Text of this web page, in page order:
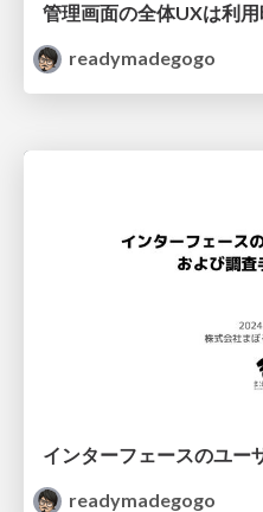
管理画面の全体UXは利
readymadegogo
readymadegogo